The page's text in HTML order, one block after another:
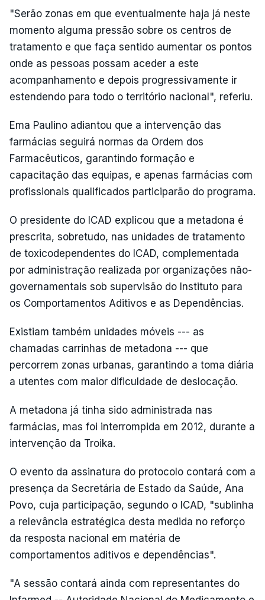
"Serão zonas em que eventualmente haja já neste
momento alguma pressão sobre os centros de
tratamento e que faça sentido aumentar os pontos
onde as pessoas possam aceder a este
acompanhamento e depois progressivamente ir
estendendo para todo o território nacional", referiu.
Ema Paulino adiantou que a intervenção das
farmácias seguirá normas da Ordem dos
Farmacêuticos, garantindo formação e
capacitação das equipas, e apenas farmácias com
profissionais qualificados participarão do programa.
O presidente do ICAD explicou que a metadona é
prescrita, sobretudo, nas unidades de tratamento
de toxicodependentes do ICAD, complementada
por administração realizada por organizações não-
governamentais sob supervisão do Instituto para
os Comportamentos Aditivos e as Dependências.
Existiam também unidades móveis --- as
chamadas carrinhas de metadona --- que
percorrem zonas urbanas, garantindo a toma diária
a utentes com maior dificuldade de deslocação.
A metadona já tinha sido administrada nas
farmácias, mas foi interrompida em 2012, durante a
intervenção da Troika.
O evento da assinatura do protocolo contará com a
presença da Secretária de Estado da Saúde, Ana
Povo, cuja participação, segundo o ICAD, "sublinha
a relevância estratégica desta medida no reforço
da resposta nacional em matéria de
comportamentos aditivos e dependências".
"A sessão contará ainda com representantes do